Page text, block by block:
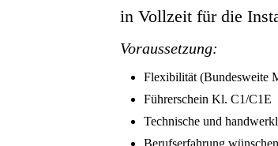
in Vollzeit für die
Voraussetzung:
Flexibilität (Bundesweite
Führerschein Kl. C1/C1E
Technische und
Berufserfahrung